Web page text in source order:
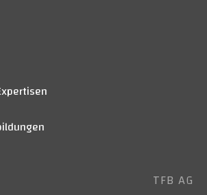
TFB AG